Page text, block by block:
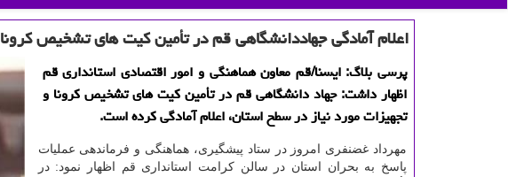
اعلام آمادگی جهاددانشگاهی قم در تأمین كیت های تشخیص كرونا
پرسی بلاگ: ایسنا/قم معاون هماهنگی و امور اقتصادی استانداری قم
اظهار داشت: جهاد دانشگاهی قم در تأمین كیت های تشخیص كرونا و
تجهیزات مورد نیاز در سطح استان، اعلام آمادگی كرده است.
مهرداد غضنفری امروز در ستاد پیشگیری، هماهنگی و فرماندهی عملیات
پاسخ به بحران استان در سالن كرامت استانداری قم اظهار نمود: در